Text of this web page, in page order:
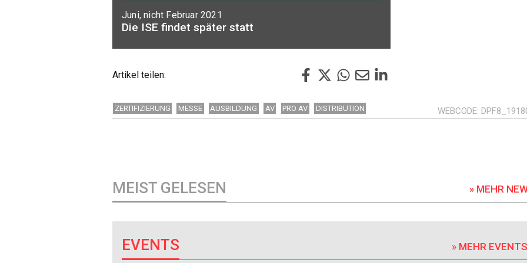
Juni, nicht Februar 2021
Die ISE findet später statt
Artikel teilen:
ZERTIFIZIERUNG MESSE AUSBILDUNG AV PRO AV DISTRIBUTION WEBCODE
MEIST GELESEN » MEHR
EVENTS » MEHR EVENTS